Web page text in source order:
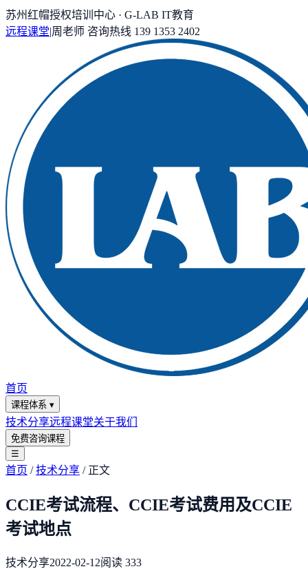
苏州红帽授权培训中心 · G-LAB IT教育
远程课堂|周老师 咨询热线 139 1353 2402
首页
课程体系 ▾
技术分享远程课堂关于我们
免费咨询课程
☰
首页 /技术分享 / 正文
CCIE考试流程、CCIE考试费用及CCIE
考试地点
技术分享2022-02-12阅读 333